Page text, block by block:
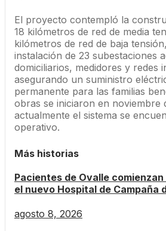
El proyecto contempló la
18 kilómetros de red de media
kilómetros de red de baja
instalación de 23 subestaciones
domiciliarios, medidores y redes
asegurando un suministro
permanente para las familias
obras se iniciaron en noviembre
actualmente el sistema se
operativo.
Más historias
Pacientes de Ovalle
el nuevo Hospital de Campaña
agosto 8, 2026